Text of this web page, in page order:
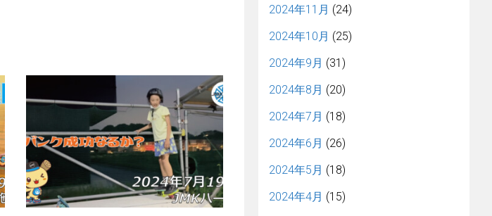
2024年11月 (24)
2024年10月 (25)
2024年9月 (31)
2024年8月 (20)
2024年7月 (18)
2024年6月 (26)
2024年5月 (18)
2024年4月 (15)